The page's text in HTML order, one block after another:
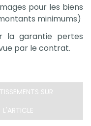
pour les biens
minimums)
la garantie pertes
par le contrat.
SUR
L'ARTICLE